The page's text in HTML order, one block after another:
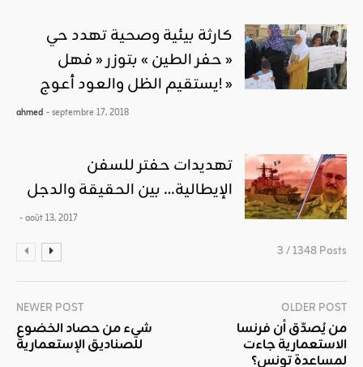
كارثة بيئية وصحية تهدد حي
« حفر الطين » بتوزر « فهل
يستقيم الظل والعود أعوج! »
ahmed - septembre 17, 2018
تهديدات حفتر للسفن
الإيطالية… بين الحقيقة والدجل
- août 13, 2017
3 / 1348 Posts
NEWER POST
شيء من حصاد الخضوع
للصناديق الإستعمارية
OLDER POST
من يُصدّق أن فرنسا
الاستعمارية جاءت
لمساعدة تونس؟